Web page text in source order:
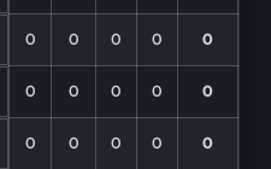
0 0 0 0 0
0 0 0 0 0
0 0 0 0 0